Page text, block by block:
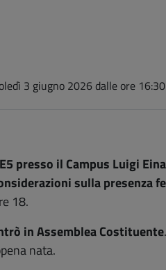
3 giugno 2026 dalle ore 16:30
E5 presso il Campus Luigi
sulla presenza
18.
inAssemblea Costituente
nata.